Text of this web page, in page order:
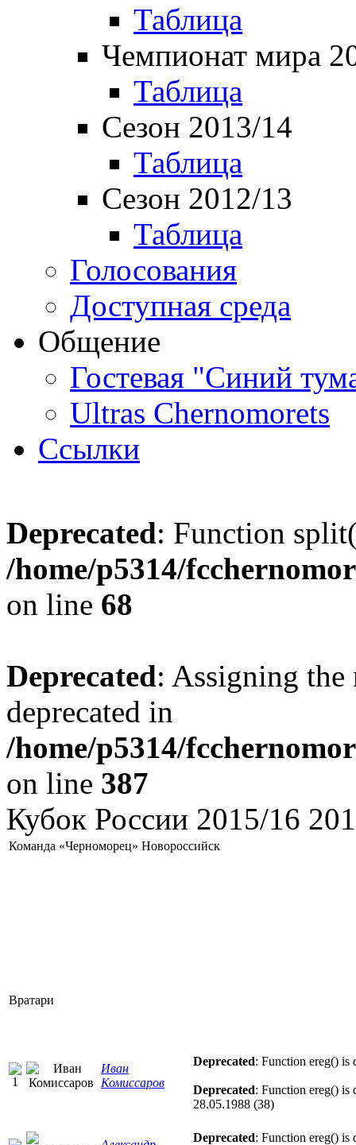
Таблица
Чемпионат мира
Таблица
Сезон 2013/14
Таблица
Сезон 2012/13
Таблица
Голосования
Доступная среда
Общение
Гостевая "Синий
Ultras Chernomorets
Ссылки
Deprecated: Function
/home/p5314/
on line 68
Deprecated: Assigning the
deprecated in
/home/p5314/
on line 387
Кубок России 2015/16
Команда «Черноморец» Новороссийск
Вратари
Иван
Комиссаров
Deprecated: Function ereg() is
Deprecated: Function ereg() is
28.05.1988 (38)
Deprecated: Function ereg() is